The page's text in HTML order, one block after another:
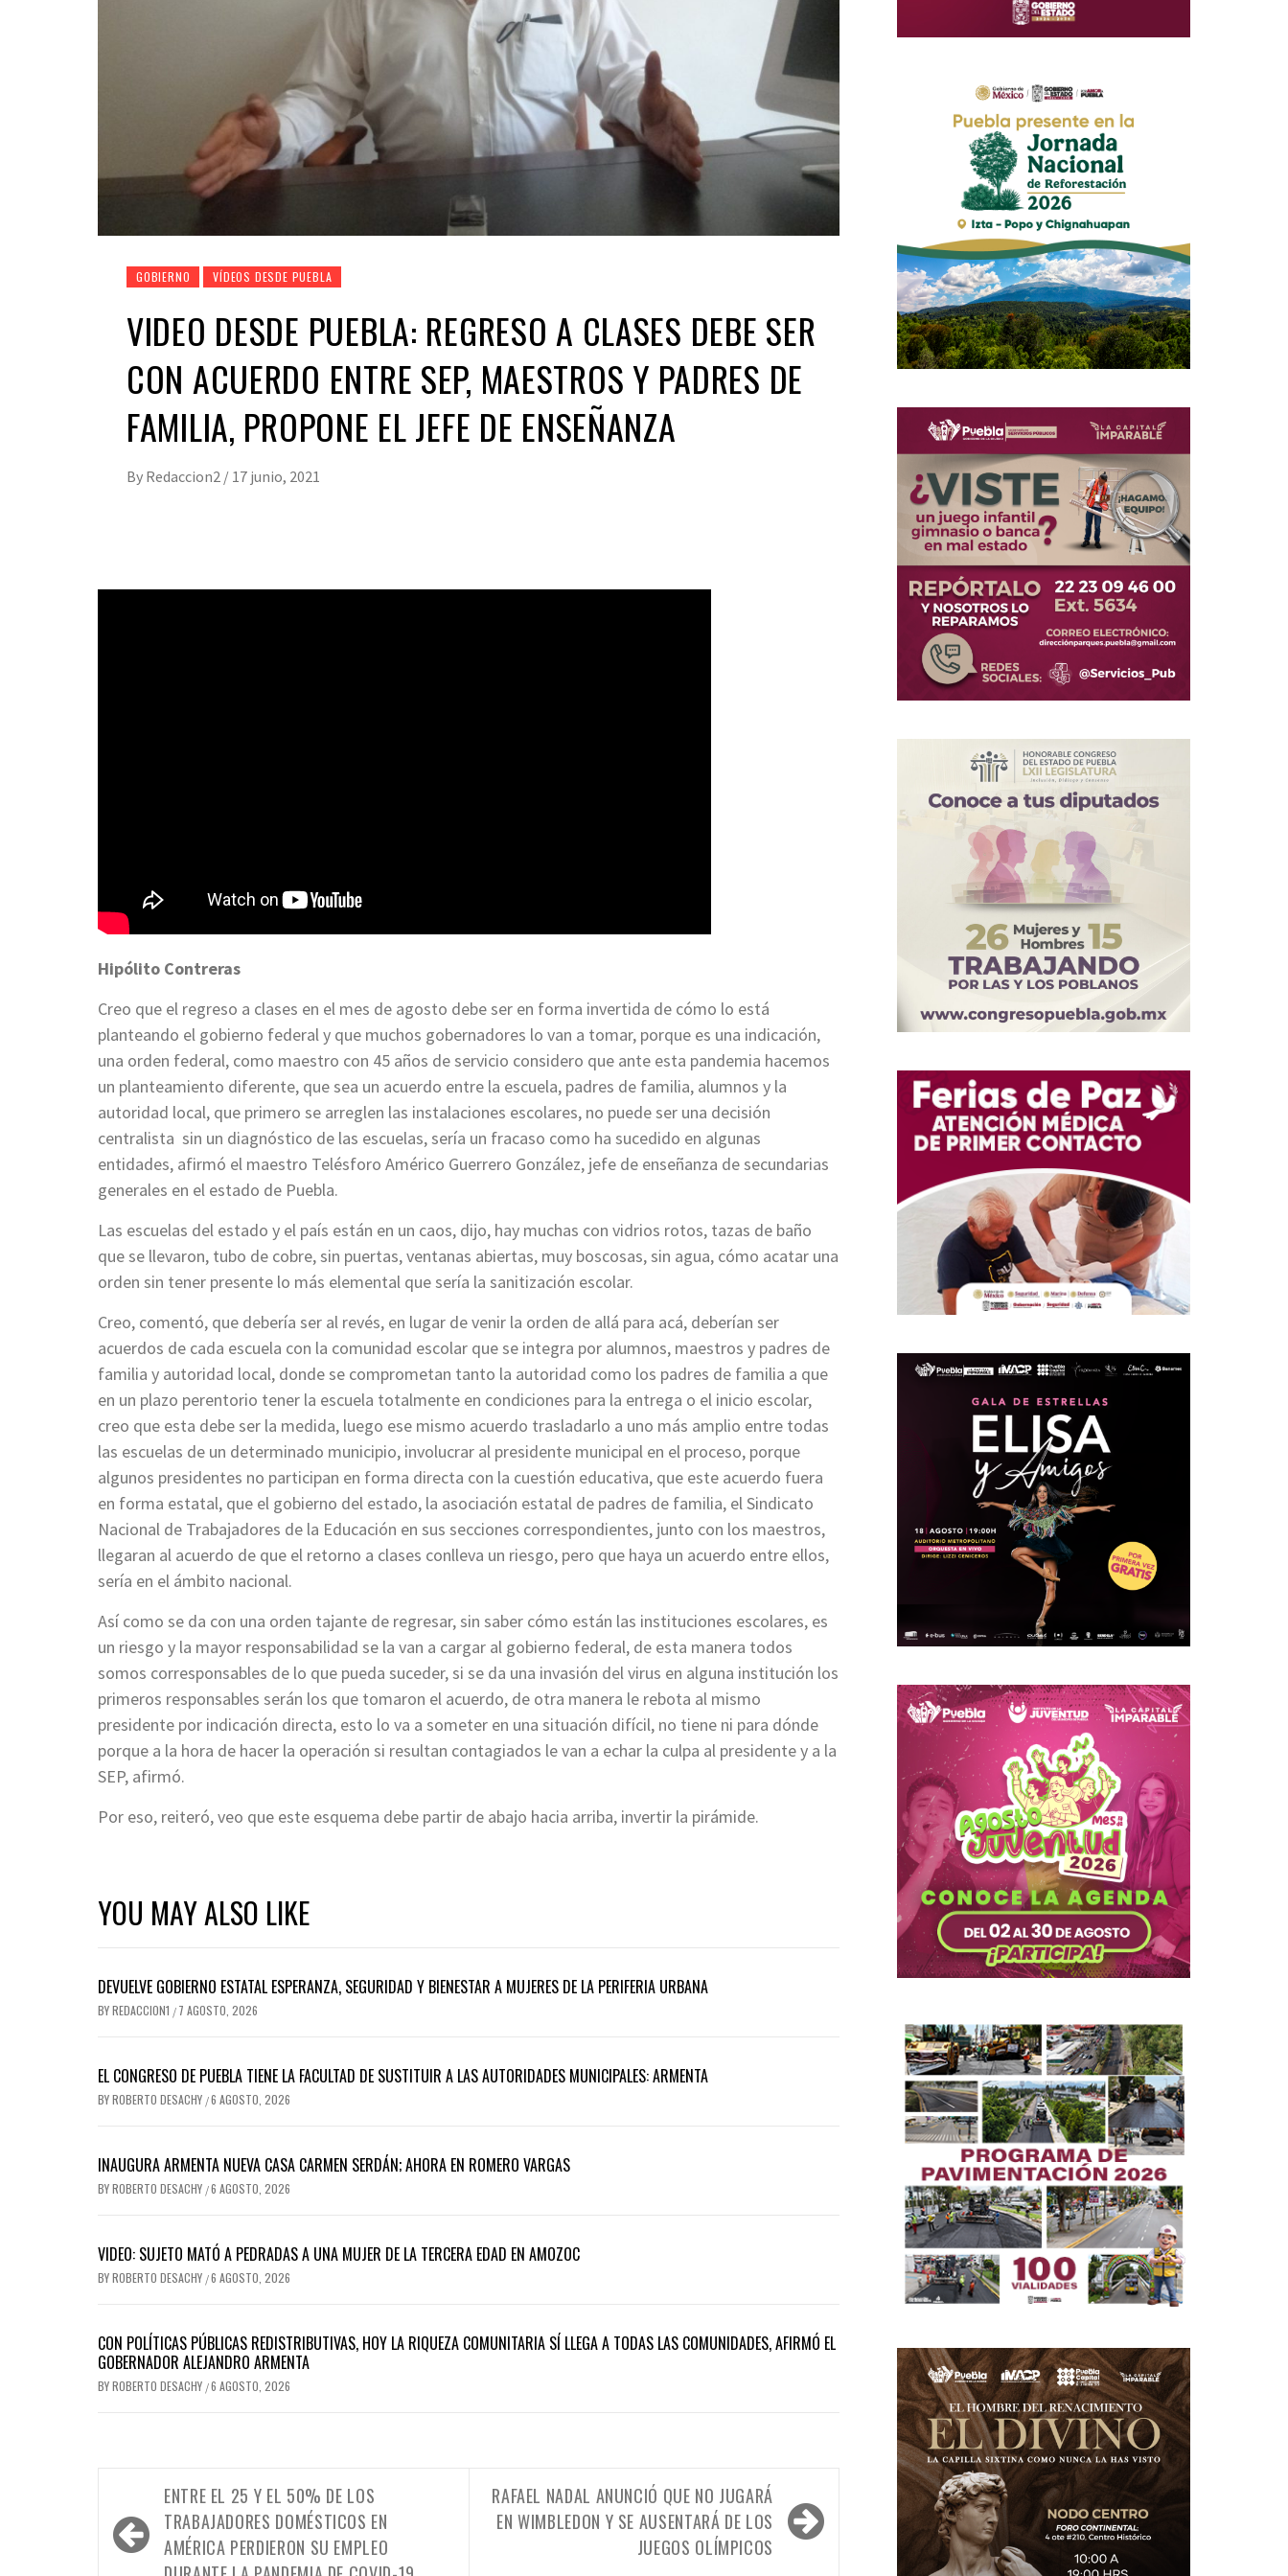
GOBIERNO VÍDEOS DESDE PUEBLA
VIDEO DESDE PUEBLA: REGRESO A CLASES DEBE SER
CON ACUERDO ENTRE SEP, MAESTROS Y PADRES DE
FAMILIA, PROPONE EL JEFE DE ENSEÑANZA
By Redaccion2 / 17 junio, 2021
Hipólito Contreras
Creo que el regreso a clases en el mes de agosto debe ser en forma invertida de cómo lo está
planteando el gobierno federal y que muchos gobernadores lo van a tomar, porque es una indicación,
una orden federal, como maestro con 45 años de servicio considero que ante esta pandemia hacemos
un planteamiento diferente, que sea un acuerdo entre la escuela, padres de familia, alumnos y la
autoridad local, que primero se arreglen las instalaciones escolares, no puede ser una decisión
centralista sin un diagnóstico de las escuelas, sería un fracaso como ha sucedido en algunas
entidades, afirmó el maestro Telésforo Américo Guerrero González, jefe de enseñanza de secundarias
generales en el estado de Puebla.
Las escuelas del estado y el país están en un caos, dijo, hay muchas con vidrios rotos, tazas de baño
que se llevaron, tubo de cobre, sin puertas, ventanas abiertas, muy boscosas, sin agua, cómo acatar una
orden sin tener presente lo más elemental que sería la sanitización escolar.
Creo, comentó, que debería ser al revés, en lugar de venir la orden de allá para acá, deberían ser
acuerdos de cada escuela con la comunidad escolar que se integra por alumnos, maestros y padres de
familia y autoridad local, donde se comprometan tanto la autoridad como los padres de familia a que
en un plazo perentorio tener la escuela totalmente en condiciones para la entrega o el inicio escolar,
creo que esta debe ser la medida, luego ese mismo acuerdo trasladarlo a uno más amplio entre todas
las escuelas de un determinado municipio, involucrar al presidente municipal en el proceso, porque
algunos presidentes no participan en forma directa con la cuestión educativa, que este acuerdo fuera
en forma estatal, que el gobierno del estado, la asociación estatal de padres de familia, el Sindicato
Nacional de Trabajadores de la Educación en sus secciones correspondientes, junto con los maestros,
llegaran al acuerdo de que el retorno a clases conlleva un riesgo, pero que haya un acuerdo entre ellos,
sería en el ámbito nacional.
Así como se da con una orden tajante de regresar, sin saber cómo están las instituciones escolares, es
un riesgo y la mayor responsabilidad se la van a cargar al gobierno federal, de esta manera todos
somos corresponsables de lo que pueda suceder, si se da una invasión del virus en alguna institución los
primeros responsables serán los que tomaron el acuerdo, de otra manera le rebota al mismo
presidente por indicación directa, esto lo va a someter en una situación difícil, no tiene ni para dónde
porque a la hora de hacer la operación si resultan contagiados le van a echar la culpa al presidente y a la
SEP, afirmó.
Por eso, reiteró, veo que este esquema debe partir de abajo hacia arriba, invertir la pirámide.
YOU MAY ALSO LIKE
DEVUELVE GOBIERNO ESTATAL ESPERANZA, SEGURIDAD Y BIENESTAR A MUJERES DE LA PERIFERIA URBANA
BYREDACCION1 / 7 AGOSTO, 2026
EL CONGRESO DE PUEBLA TIENE LA FACULTAD DE SUSTITUIR A LAS AUTORIDADES MUNICIPALES: ARMENTA
BYROBERTO DESACHY /6 AGOSTO, 2026
INAUGURA ARMENTA NUEVA CASA CARMEN SERDÁN; AHORA EN ROMERO VARGAS
BYROBERTO DESACHY /6 AGOSTO, 2026
VIDEO: SUJETO MATÓ A PEDRADAS A UNA MUJER DE LA TERCERA EDAD EN AMOZOC
BYROBERTO DESACHY /6 AGOSTO, 2026
CON POLÍTICAS PÚBLICAS REDISTRIBUTIVAS, HOY LA RIQUEZA COMUNITARIA SÍ LLEGA A TODAS LAS COMUNIDADES, AFIRMÓ EL
GOBERNADOR ALEJANDRO ARMENTA
BYROBERTO DESACHY /6 AGOSTO, 2026
Navegación
de
entradas
ENTRE EL 25 Y EL 50% DE LOS
TRABAJADORES DOMÉSTICOS EN
AMÉRICA PERDIERON SU EMPLEO
RAFAEL NADAL ANUNCIÓ QUE NO JUGARÁ
EN WIMBLEDON Y SE AUSENTARÁ DE LOS
JUEGOS OLÍMPICOS